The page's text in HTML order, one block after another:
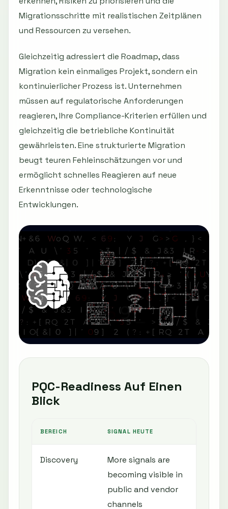
Migrationsschritte mit realistischen Zeitplänen
und Ressourcen zu versehen.
Gleichzeitig adressiert die Roadmap, dass
Migration kein einmaliges Projekt, sondern ein
kontinuierlicher Prozess ist. Unternehmen
müssen auf regulatorische Anforderungen
reagieren, Ihre Compliance-Kriterien erfüllen und
gleichzeitig die betriebliche Kontinuität
gewährleisten. Eine strukturierte Migration
beugt teuren Fehleinschätzungen vor und
ermöglicht schnelles Reagieren auf neue
Erkenntnisse oder technologische
Entwicklungen.
PQC-Readiness Auf Einen
Blick
BEREICH SIGNAL HEUTE
Discovery
More signals are
becoming visible in
public and vendor
channels